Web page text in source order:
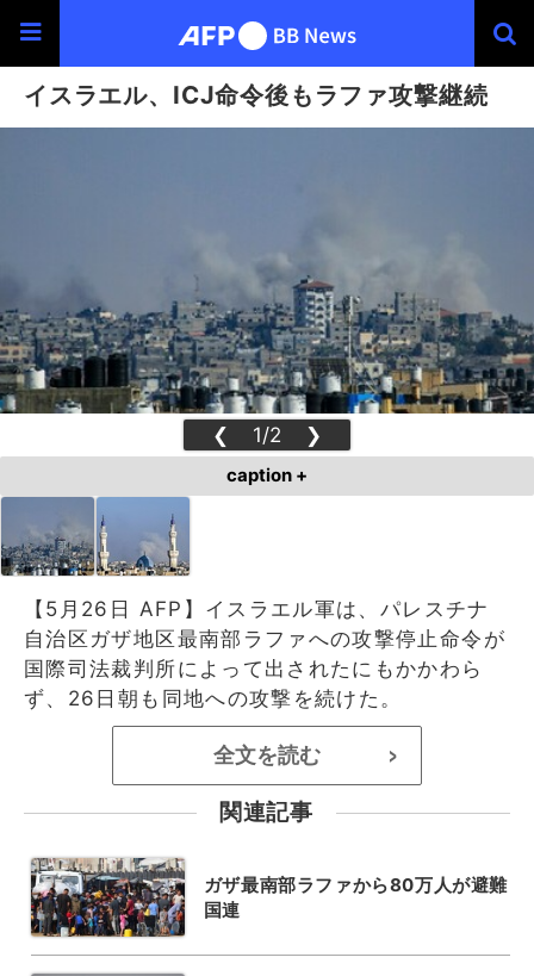
イスラエル、ICJ命令後もラファ攻撃継続
❮ 1/2 ❯
caption +
【5月26日 AFP】イスラエル軍は、パレスチナ
自治区ガザ地区最南部ラファへの攻撃停止命令が
国際司法裁判所によって出されたにもかかわら
ず、26日朝も同地への攻撃を続けた。
全文を読む >
関連記事
ガザ最南部ラファから80万人が避難
国連